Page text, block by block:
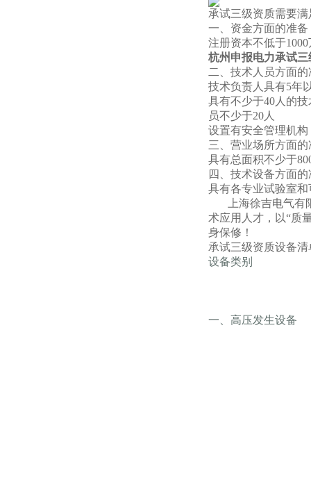
承试三级资质需要
一、资金方面的准备
注册资本不低于
杭州申报电力承试
二、技术人员方面的
技术负责人具有5年
具有不少于40人的
员不少于20人
设置有安全管理机
三、营业场所方面的
具有总面积不少于
四、技术设备方面的
具有各专业试验室
上海徐吉电气有限
术应用人才，以“质
身保修！
承试三级资质设备清
设备类别
一、高压发生设备